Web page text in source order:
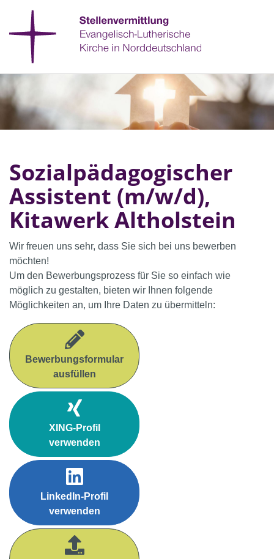
Sozialpädagogischer
Assistent (m/w/d),
Kitawerk Altholstein
Wir freuen uns sehr, dass Sie sich bei uns bewerben
möchten!
Um den Bewerbungsprozess für Sie so einfach wie
möglich zu gestalten, bieten wir Ihnen folgende
Möglichkeiten an, um Ihre Daten zu übermitteln:
Bewerbungsformular
ausfüllen
XING-Profil
verwenden
LinkedIn-Profil
verwenden